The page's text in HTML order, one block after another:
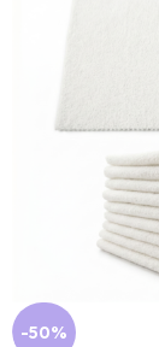
-50%